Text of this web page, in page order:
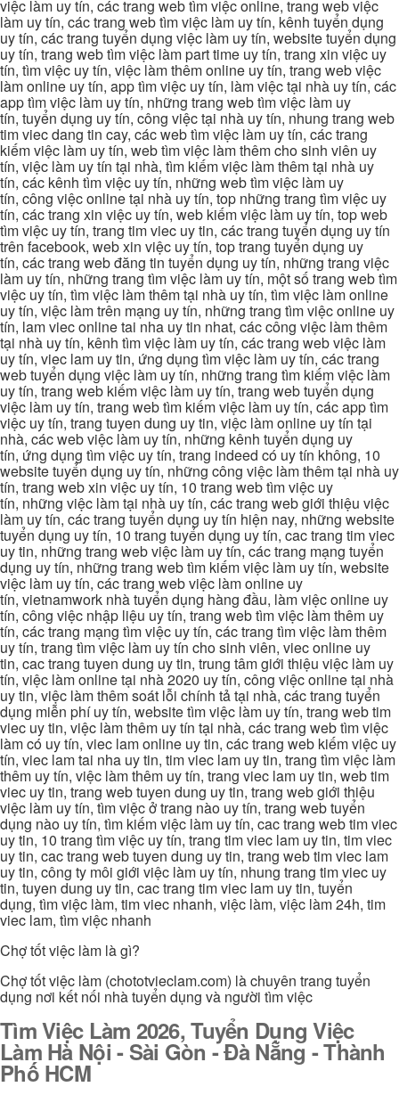
việc làm uy tín, các trang web tìm việc online, trang web việc
làm uy tín, các trang web tìm việc làm uy tín, kênh tuyển dụng
uy tín, các trang tuyển dụng việc làm uy tín, website tuyển dụng
uy tín, trang web tìm việc làm part time uy tín, trang xin việc uy
tín, tìm việc uy tín, việc làm thêm online uy tín, trang web việc
làm online uy tín, app tìm việc uy tín, làm việc tại nhà uy tín, các
app tìm việc làm uy tín, những trang web tìm việc làm uy
tín, tuyển dụng uy tín, công việc tại nhà uy tín, nhung trang web
tim viec dang tin cay, các web tìm việc làm uy tín, các trang
kiếm việc làm uy tín, web tìm việc làm thêm cho sinh viên uy
tín, việc làm uy tín tại nhà, tìm kiếm việc làm thêm tại nhà uy
tín, các kênh tìm việc uy tín, những web tìm việc làm uy
tín, công việc online tại nhà uy tín, top những trang tìm việc uy
tín, các trang xin việc uy tín, web kiếm việc làm uy tín, top web
tìm việc uy tín, trang tim viec uy tin, các trang tuyển dụng uy tín
trên facebook, web xin việc uy tín, top trang tuyển dụng uy
tín, các trang web đăng tin tuyển dụng uy tín, những trang việc
làm uy tín, những trang tìm việc làm uy tín, một số trang web tìm
việc uy tín, tìm việc làm thêm tại nhà uy tín, tìm việc làm online
uy tín, việc làm trên mạng uy tín, những trang tìm việc online uy
tín, lam viec online tai nha uy tin nhat, các công việc làm thêm
tại nhà uy tín, kênh tìm việc làm uy tín, các trang web việc làm
uy tín, viec lam uy tin, ứng dụng tìm việc làm uy tín, các trang
web tuyển dụng việc làm uy tín, những trang tìm kiếm việc làm
uy tín, trang web kiếm việc làm uy tín, trang web tuyển dụng
việc làm uy tín, trang web tìm kiếm việc làm uy tín, các app tìm
việc uy tín, trang tuyen dung uy tin, việc làm online uy tín tại
nhà, các web việc làm uy tín, những kênh tuyển dụng uy
tín, ứng dụng tìm việc uy tín, trang indeed có uy tín không, 10
website tuyển dụng uy tín, những công việc làm thêm tại nhà uy
tín, trang web xin việc uy tín, 10 trang web tìm việc uy
tín, những việc làm tại nhà uy tín, các trang web giới thiệu việc
làm uy tín, các trang tuyển dụng uy tín hiện nay, những website
tuyển dụng uy tín, 10 trang tuyển dụng uy tín, cac trang tim viec
uy tin, những trang web việc làm uy tín, các trang mạng tuyển
dụng uy tín, những trang web tìm kiếm việc làm uy tín, website
việc làm uy tín, các trang web việc làm online uy
tín, vietnamwork nhà tuyển dụng hàng đầu, làm việc online uy
tín, công việc nhập liệu uy tín, trang web tìm việc làm thêm uy
tín, các trang mạng tìm việc uy tín, các trang tìm việc làm thêm
uy tín, trang tìm việc làm uy tín cho sinh viên, viec online uy
tin, cac trang tuyen dung uy tin, trung tâm giới thiệu việc làm uy
tín, việc làm online tại nhà 2020 uy tín, công việc online tại nhà
uy tin, việc làm thêm soát lỗi chính tả tại nhà, các trang tuyển
dụng miễn phí uy tín, website tìm việc làm uy tín, trang web tim
viec uy tin, việc làm thêm uy tín tại nhà, các trang web tìm việc
làm có uy tín, viec lam online uy tin, các trang web kiếm việc uy
tín, viec lam tai nha uy tin, tim viec lam uy tin, trang tìm việc làm
thêm uy tín, việc làm thêm uy tín, trang viec lam uy tin, web tim
viec uy tin, trang web tuyen dung uy tin, trang web giới thiệu
việc làm uy tín, tìm việc ở trang nào uy tín, trang web tuyển
dụng nào uy tín, tìm kiếm việc làm uy tín, cac trang web tim viec
uy tin, 10 trang tìm việc uy tín, trang tim viec lam uy tin, tim viec
uy tin, cac trang web tuyen dung uy tin, trang web tim viec lam
uy tin, công ty môi giới việc làm uy tín, nhung trang tim viec uy
tin, tuyen dung uy tin, cac trang tim viec lam uy tin, tuyển
dụng, tìm việc làm, tim viec nhanh, việc làm, việc làm 24h, tim
viec lam, tìm việc nhanh
Chợ tốt việc làm là gì?
Chợ tốt việc làm (chototvieclam.com) là chuyên trang tuyển
dụng nơi kết nối nhà tuyển dụng và người tìm việc
Tìm Việc Làm 2026, Tuyển Dụng Việc
Làm Hà Nội - Sài Gòn - Đà Nẵng - Thành
Phố HCM